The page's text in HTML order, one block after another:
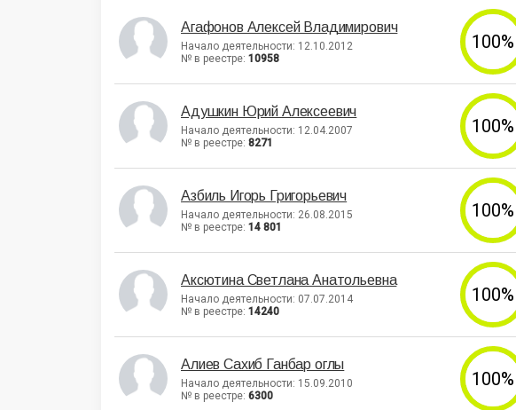
Агафонов Алексей Владимирович
Начало деятельности: 12.10.2012
№ в реестре: 10958
100%
Адушкин Юрий Алексеевич
Начало деятельности: 12.04.2007
№ в реестре: 8271
100%
Азбиль Игорь Григорьевич
Начало деятельности: 26.08.2015
№ в реестре: 14 801
100%
Аксютина Светлана Анатольевна
Начало деятельности: 07.07.2014
№ в реестре: 14240
100%
Алиев Сахиб Ганбар оглы
Начало деятельности: 15.09.2010
№ в реестре: 6300
100%